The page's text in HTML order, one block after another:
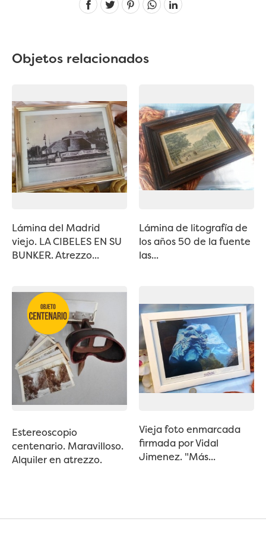
Objetos relacionados
Lámina del Madrid
viejo. LA CIBELES EN SU
BUNKER. Atrezzo...
Lámina de litografía de
los años 50 de la fuente
las...
Estereoscopio
centenario. Maravilloso.
Alquiler en atrezzo.
Vieja foto enmarcada
firmada por Vidal
Jimenez. "Más...